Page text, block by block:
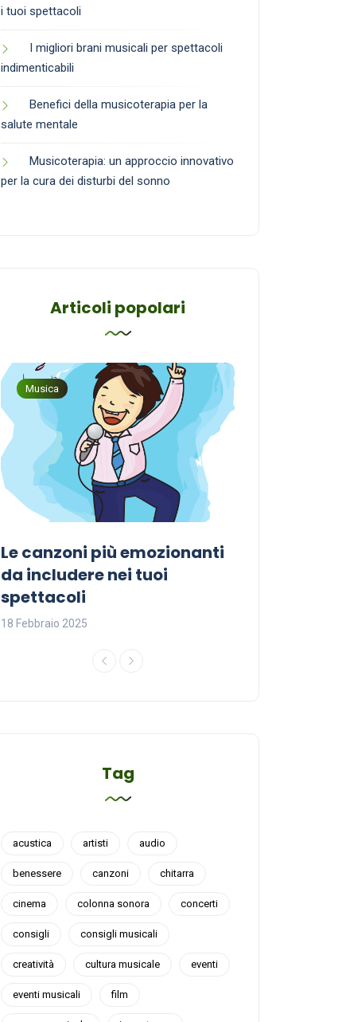
i tuoi spettacoli
I migliori brani musicali per spettacoli
indimenticabili
Benefici della musicoterapia per la
salute mentale
Musicoterapia: un approccio innovativo
per la cura dei disturbi del sonno
Articoli popolari
Musica
Le canzoni più emozionanti
da includere nei tuoi
spettacoli
18 Febbraio 2025
Tag
acustica artisti audio
benessere canzoni chitarra
cinema colonna sonora concerti
consigli consigli musicali
creatività cultura musicale eventi
eventi musicali film